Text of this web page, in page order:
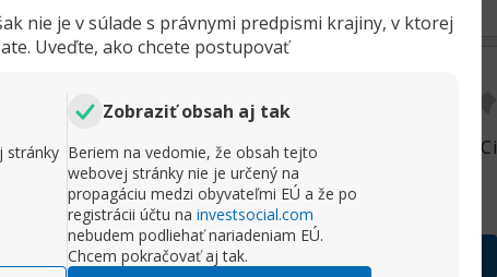
nie je v súlade s právnymi predpismi krajiny, v ktorej
Uveďte, ako chcete postupovať
stránky
Zobraziť obsah aj tak
Beriem na vedomie, že obsah tejto
webovej stránky nie je určený na
propagáciu medzi obyvateľmi EÚ a že po
registrácii účtu na investsocial.com
nebudem podliehať nariadeniam EÚ.
Chcem pokračovať aj tak.
Komentr Zdieľať
či máte skúsenosti s ubytovaním v Tatrách. Ci
miesta, kde sa už urcite nevraátite
Rozbaliť príspevok